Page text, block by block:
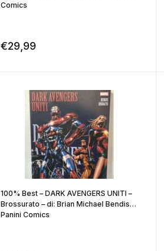
Comics
€29,99
100% Best – DARK AVENGERS UNITI –
Brossurato – di: Brian Michael Bendis –
Panini Comics